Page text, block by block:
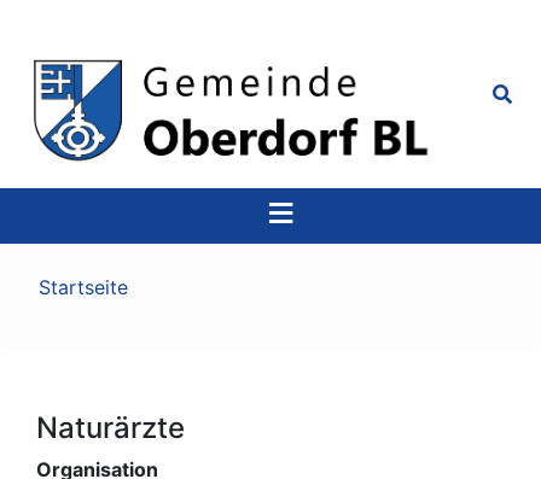
Pfadnavigation
Startseite
Naturärzte
Organisation